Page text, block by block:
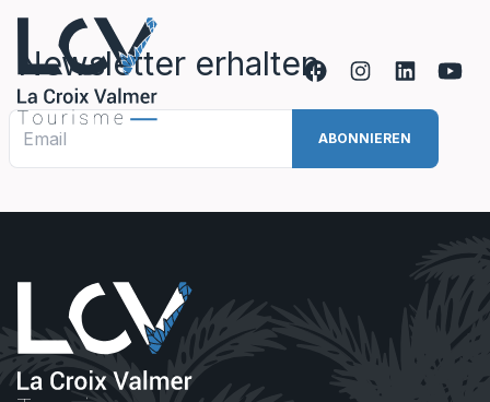
Zum Inhalt springen
Newsletter erhalten